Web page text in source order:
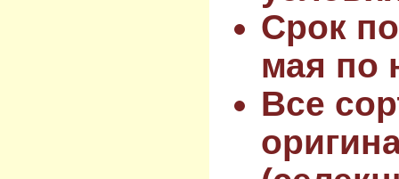
Срок
мая по
Все